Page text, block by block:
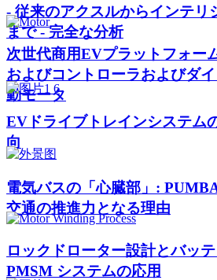
- 従来のアクスルからインテリ
まで - 完全な分析
次世代商用EVプラットフォー
およびコントローラおよびダ
動モータ
EVドライブトレインシステム
向
電気バスの「心臓部」:
交通の推進力となる理由
ロックドローター設計とバッ
PMSM システムの応用